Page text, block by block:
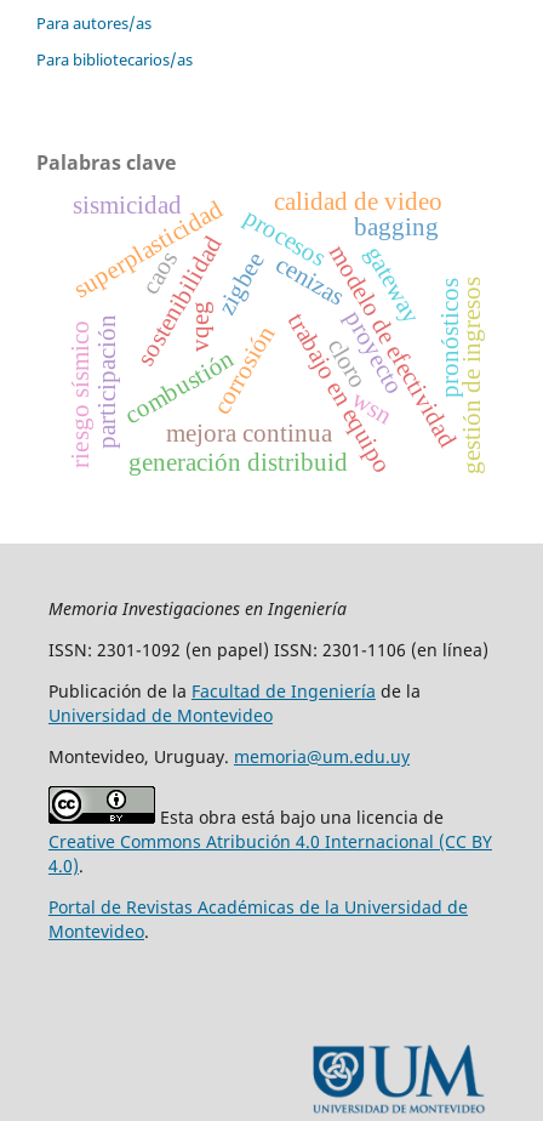
Para autores/as
Para bibliotecarios/as
Palabras clave
sostenibilidad
trabajo en equipo
combustión
cenizas
cloro
corrosión wsn
gateway
zigbee
superplasticidad
mejora continua
generación distribuid
modelo de efectividad
procesos
participación
bagging
calidad de video
vqeg
sismicidad
riesgo sísmico
caos
proyecto gestión de ingresos
pronósticos
Memoria Investigaciones en Ingeniería
ISSN: 2301-1092 (en papel) ISSN: 2301-1106 (en línea)
Publicación de la Facultad de Ingeniería de la
Universidad de Montevideo
Montevideo, Uruguay. memoria@um.edu.uy
Esta obra está bajo una licencia de
Creative Commons Atribución 4.0 Internacional (CC BY
4.0).
Portal de Revistas Académicas de la Universidad de
Montevideo.